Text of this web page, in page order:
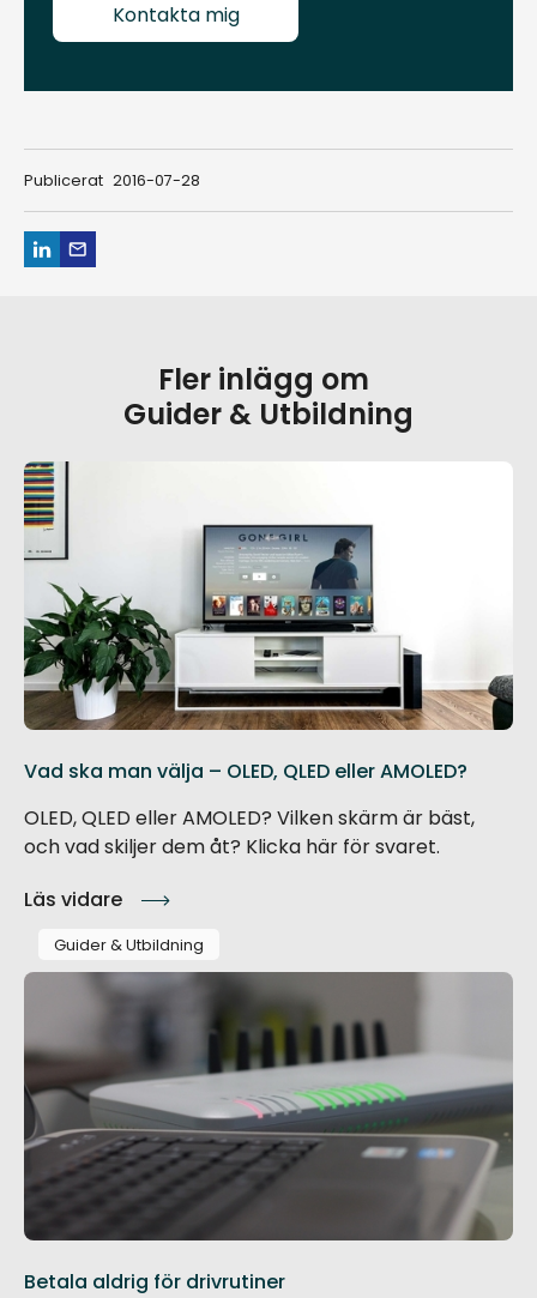
Kontakta mig
Publicerat 2016-07-28
Fler inlägg om
Guider & Utbildning
Vad ska man välja – OLED, QLED eller AMOLED?
OLED, QLED eller AMOLED? Vilken skärm är bäst,
och vad skiljer dem åt? Klicka här för svaret.
Läs vidare
Guider & Utbildning
Betala aldrig för drivrutiner